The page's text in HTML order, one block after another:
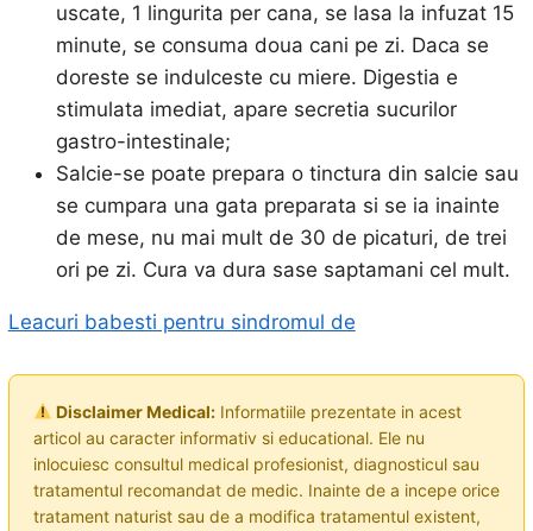
uscate, 1 lingurita per cana, se lasa la infuzat 15
minute, se consuma doua cani pe zi. Daca se
doreste se indulceste cu miere. Digestia e
stimulata imediat, apare secretia sucurilor
gastro-intestinale;
Salcie-se poate prepara o tinctura din salcie sau
se cumpara una gata preparata si se ia inainte
de mese, nu mai mult de 30 de picaturi, de trei
ori pe zi. Cura va dura sase saptamani cel mult.
Leacuri babesti pentru sindromul de
Disclaimer Medical:Informatiile prezentate in acest
articol au caracter informativ si educational. Ele nu
inlocuiesc consultul medical profesionist, diagnosticul sau
tratamentul recomandat de medic. Inainte de a incepe orice
tratament naturist sau de a modifica tratamentul existent,